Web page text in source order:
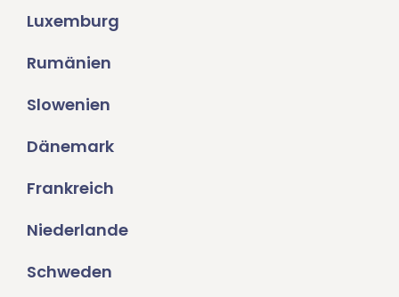
Luxemburg
Rumänien
Slowenien
Dänemark
Frankreich
Niederlande
Schweden